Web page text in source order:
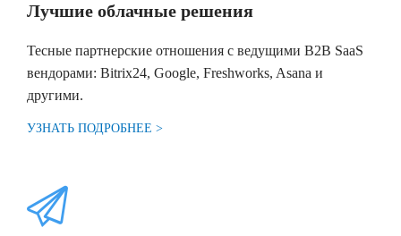
Лучшие облачные решения
Тесные партнерские отношения с ведущими B2B SaaS
вендорами: Bitrix24, Google, Freshworks, Asana и
другими.
УЗНАТЬ ПОДРОБНЕЕ >